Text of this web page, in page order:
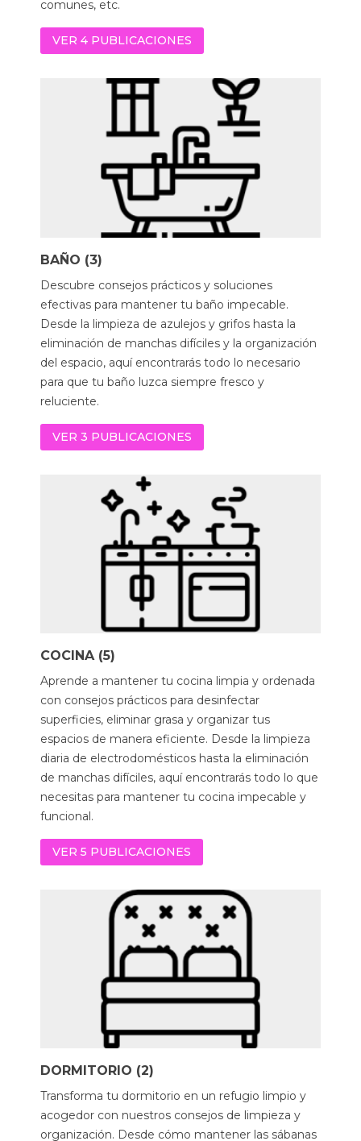
comunes, etc.
VER 4 PUBLICACIONES
BAÑO (3)
Descubre consejos prácticos y soluciones
efectivas para mantener tu baño impecable.
Desde la limpieza de azulejos y grifos hasta la
eliminación de manchas difíciles y la organización
del espacio, aquí encontrarás todo lo necesario
para que tu baño luzca siempre fresco y
reluciente.
VER 3 PUBLICACIONES
COCINA (5)
Aprende a mantener tu cocina limpia y ordenada
con consejos prácticos para desinfectar
superficies, eliminar grasa y organizar tus
espacios de manera eficiente. Desde la limpieza
diaria de electrodomésticos hasta la eliminación
de manchas difíciles, aquí encontrarás todo lo que
necesitas para mantener tu cocina impecable y
funcional.
VER 5 PUBLICACIONES
DORMITORIO (2)
Transforma tu dormitorio en un refugio limpio y
acogedor con nuestros consejos de limpieza y
organización. Desde cómo mantener las sábanas